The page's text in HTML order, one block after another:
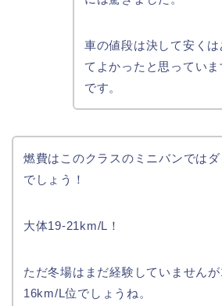
車の値段は決して安く
てよかったと思ってい
です。
燃費はこのクラスのミニバンではダ
でしょう！
大体19-21km/L！
ただ冬場はまだ経験していません
16km/L位でしょうね。